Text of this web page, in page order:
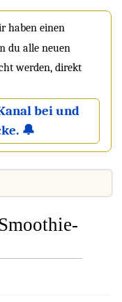
haben einen
du alle neuen
werden, direkt
bei und
🔔